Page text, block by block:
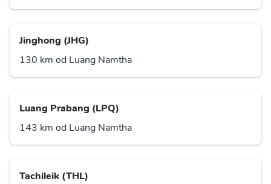
Jinghong (JHG)
130 km od Luang Namtha
Luang Prabang (LPQ)
143 km od Luang Namtha
Tachileik (THL)